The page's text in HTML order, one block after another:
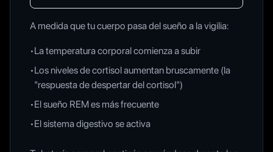
A medida que tu cuerpo pasa del sueño a la vigilia:
•La temperatura corporal comienza a subir
•Los niveles de cortisol aumentan bruscamente (la
"respuesta de despertar del cortisol")
•El sueño REM es más frecuente
•El sistema digestivo se activa